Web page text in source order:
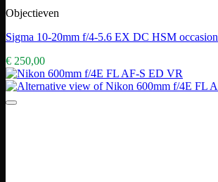
Objectieven
Sigma 10-20mm f/4-5.6 EX DC HSM occasion
€ 250,00